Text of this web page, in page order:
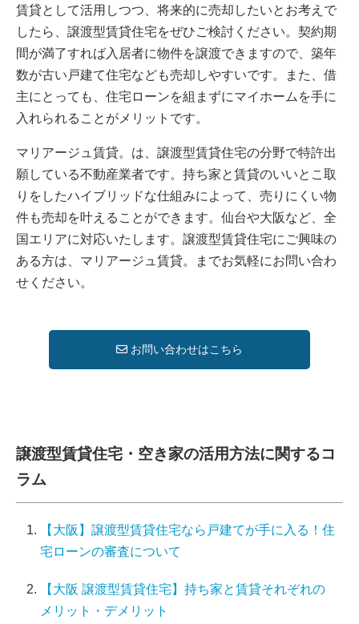
賃貸として活用しつつ、将来的に売却したいとお考えで
したら、譲渡型賃貸住宅をぜひご検討ください。契約期
間が満了すれば入居者に物件を譲渡できますので、築年
数が古い戸建て住宅なども売却しやすいです。また、借
主にとっても、住宅ローンを組まずにマイホームを手に
入れられることがメリットです。
マリアージュ賃貸。は、譲渡型賃貸住宅の分野で特許出
願している不動産業者です。持ち家と賃貸のいいとこ取
りをしたハイブリッドな仕組みによって、売りにくい物
件も売却を叶えることができます。仙台や大阪など、全
国エリアに対応いたします。譲渡型賃貸住宅にご興味の
ある方は、マリアージュ賃貸。までお気軽にお問い合わ
せください。
お問い合わせはこちら
譲渡型賃貸住宅・空き家の活用方法に関するコ
ラム
【大阪】譲渡型賃貸住宅なら戸建てが手に入る！住
宅ローンの審査について
【大阪 譲渡型賃貸住宅】持ち家と賃貸それぞれの
メリット・デメリット